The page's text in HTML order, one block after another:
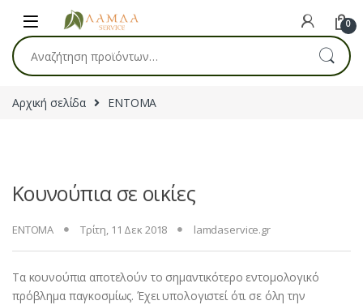
Skip to navigation
Skip to content
0
Αναζήτηση για:
Αρχική σελίδα ΕΝΤΟΜΑ
Κουνούπια σε οικίες
ΕΝΤΟΜΑ Τρίτη, 11 Δεκ 2018 lamdaservice.gr
Τα κουνούπια αποτελούν το σημαντικότερο εντομολογικό
πρόβλημα παγκοσμίως. Έχει υπολογιστεί ότι σε όλη την